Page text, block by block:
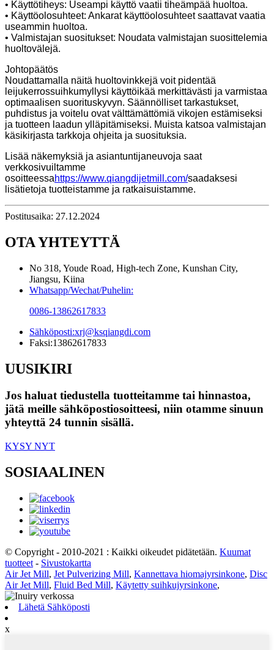
• Käyttötiheys: Useampi käyttö vaatii tiheämpää huoltoa.
• Käyttöolosuhteet: Ankarat käyttöolosuhteet saattavat vaatia
useammin huoltoa.
• Valmistajan suositukset: Noudata valmistajan suosittelemia
huoltovälejä.
Johtopäätös
Noudattamalla näitä huoltovinkkejä voit pidentää
leijukerrossuihkumyllysi käyttöikää merkittävästi ja varmistaa
optimaalisen suorituskyvyn. Säännölliset tarkastukset,
puhdistus ja voitelu ovat välttämättömiä vikojen estämiseksi
ja tuotteen laadun ylläpitämiseksi. Muista katsoa valmistajan
käsikirjasta tarkkoja ohjeita ja suosituksia.
Lisää näkemyksiä ja asiantuntijaneuvoja saat
verkkosivuiltamme
osoitteessahttps://www.qiangdijetmill.com/saadaksesi
lisätietoja tuotteistamme ja ratkaisuistamme.
Postitusaika: 27.12.2024
OTA YHTEYTTÄ
No 318, Youde Road, High-tech Zone, Kunshan City,
Jiangsu, Kiina
Whatsapp/Wechat/Puhelin:
0086-13862617833
Sähköposti:xrj@ksqiangdi.com
Faksi:13862617833
UUSIKIRI
Jos haluat tiedustella tuotteitamme tai hinnastoa,
jätä meille sähköpostiosoitteesi, niin otamme sinuun
yhteyttä 24 tunnin sisällä.
KYSY NYT
SOSIAALINEN
© Copyright - 2010-2021 : Kaikki oikeudet pidätetään. Kuumat
tuotteet - Sivustokartta
Air Jet Mill, Jet Pulverizing Mill, Kannettava hiomajyrsinkone, Disc
Air Jet Mill, Fluid Bed Mill, Käytetty suihkujyrsinkone,
Lähetä Sähköposti
x